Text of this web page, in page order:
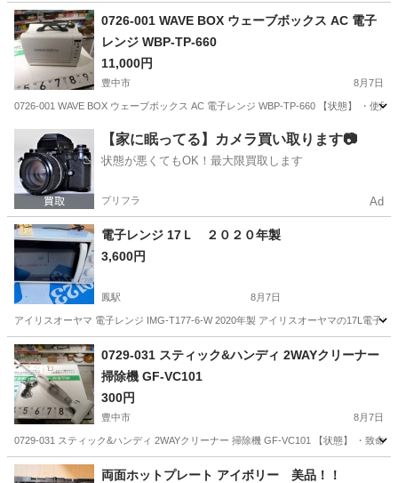
大阪 大阪市 キッチン家電
0726-001 WAVE BOX ウェーブボックス AC 電子
レンジ WBP-TP-660
11,000円
豊中市 8月7日
0726-001 WAVE BOX ウェーブボックス AC 電子レンジ WBP-TP-660 【状態】 ・使
豊中市 キッチン家電 現地
【家に眠ってる】カメラ買い取ります📷
状態が悪くてもOK！最大限買取します
プリフラ Ad
電子レンジ 17Ｌ ２０２０年製
3,600円
鳳駅 8月7日
アイリスオーヤマ 電子レンジ IMG-T177-6-W 2020年製 アイリスオーヤマの17L電子
大阪 堺市 アイリスオーヤマ
0729-031 スティック&ハンディ 2WAYクリーナー
掃除機 GF-VC101
300円
豊中市 8月7日
0729-031 スティック&ハンディ 2WAYクリーナー 掃除機 GF-VC101 【状態】 ・致命
大阪 豊中市 生活家電 クリーナー両面ホットプレート アイボリー 美品！！